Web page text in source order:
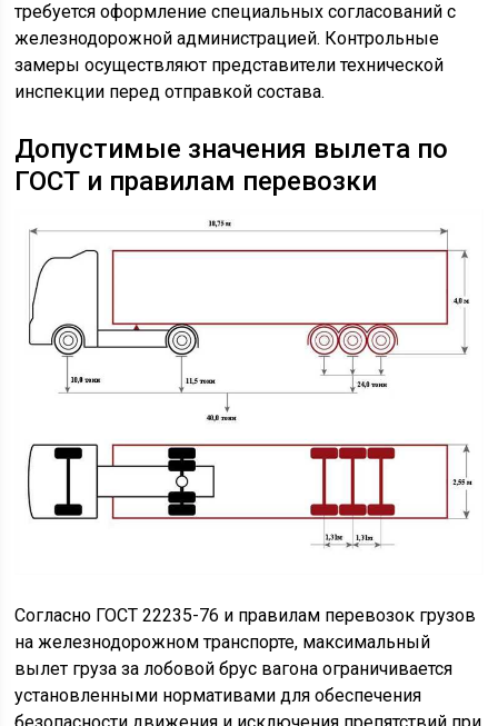
требуется оформление специальных согласований с
железнодорожной администрацией. Контрольные
замеры осуществляют представители технической
инспекции перед отправкой состава.
Допустимые значения вылета по
ГОСТ и правилам перевозки
Согласно ГОСТ 22235-76 и правилам перевозок грузов
на железнодорожном транспорте, максимальный
вылет груза за лобовой брус вагона ограничивается
установленными нормативами для обеспечения